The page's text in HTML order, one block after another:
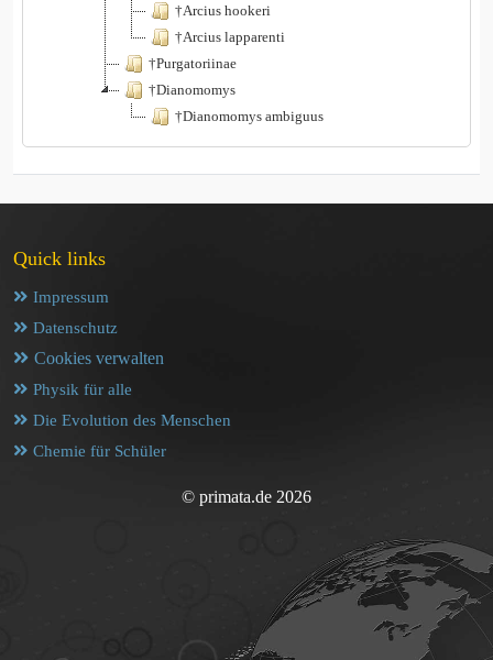
†Arcius hookeri
†Arcius lapparenti
†Purgatoriinae
†Dianomomys
†Dianomomys ambiguus
Quick links
Impressum
Datenschutz
Cookies verwalten
Physik für alle
Die Evolution des Menschen
Chemie für Schüler
© primata.de 2026